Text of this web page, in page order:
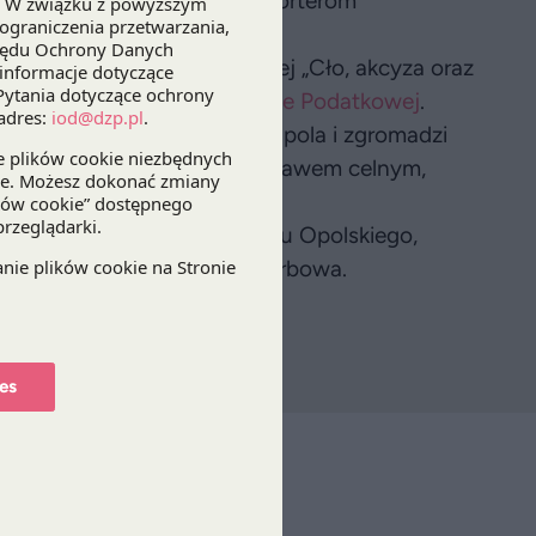
Konferencji Podatkowej „Cło, akcyza oraz
, Partner wPraktyce Podatkowej.
r. w Pałacu w Izbicku k/Opola i zgromadzi
zajmujących się prawem celnym,
hazardu.
i Administracji Uniwersytetu Opolskiego,
Krajowa Administracja Skarbowa.